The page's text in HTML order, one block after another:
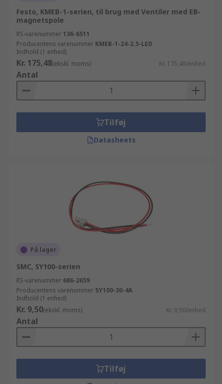
Festo, KMEB-1-serien, til brug med Ventiler med EB-
magnetspole
RS-varenummer 136-6511
Producentens varenummer KMEB-1-24-2.5-LED
Indhold (1 enhed)
Kr. 175,48(ekskl. moms) Kr. 175,48/enhed
Antal
Tilføj
Datasheets
På lager
SMC, SY100-serien
RS-varenummer 686-2659
Producentens varenummer SY100-30-4A
Indhold (1 enhed)
Kr. 9,50(ekskl. moms) Kr. 9,50/enhed
Antal
Tilføj